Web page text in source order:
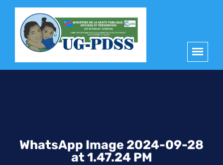
WhatsApp Image 2024-09-28
at 1.47.24 PM